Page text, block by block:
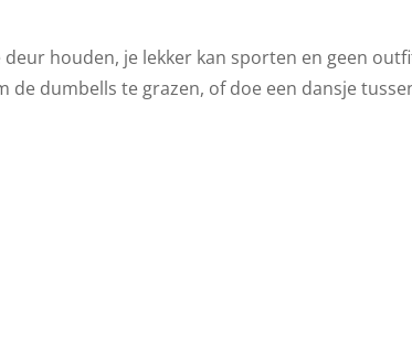
houden, je lekker kan sporten en geen
dumbells te grazen, of doe een dansje